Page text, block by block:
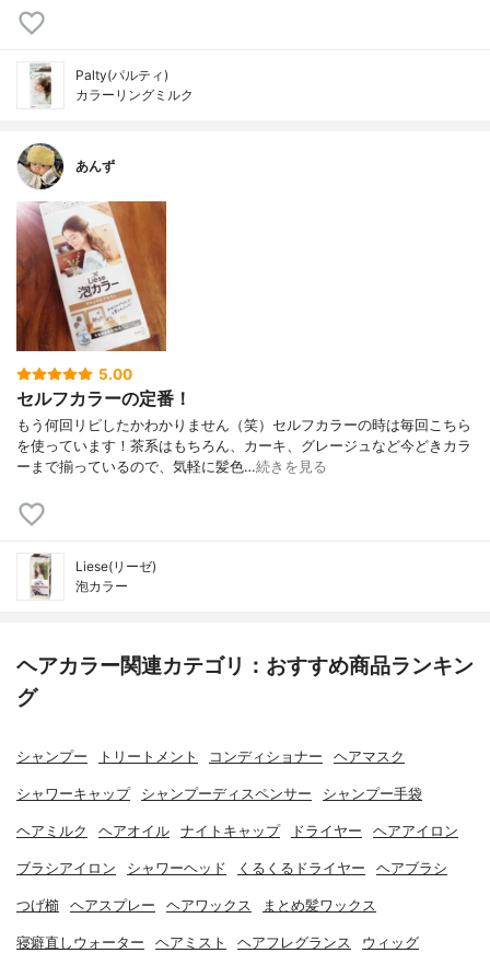
Palty(パルティ)
カラーリングミルク
あんず
5.00
セルフカラーの定番！
もう何回リピしたかわかりません（笑）セルフカラーの時は毎回こちら
を使っています！茶系はもちろん、カーキ、グレージュなど今どきカラ
ーまで揃っているので、気軽に髪色…続きを見る
Liese(リーゼ)
泡カラー
ヘアカラー関連カテゴリ：おすすめ商品ランキン
グ
シャンプー トリートメント コンディショナー ヘアマスク
シャワーキャップ シャンプーディスペンサー シャンプー手袋
ヘアミルク ヘアオイル ナイトキャップ ドライヤー ヘアアイロン
ブラシアイロン シャワーヘッド くるくるドライヤー ヘアブラシ
つげ櫛 ヘアスプレー ヘアワックス まとめ髪ワックス
寝癖直しウォーター ヘアミスト ヘアフレグランス ウィッグ